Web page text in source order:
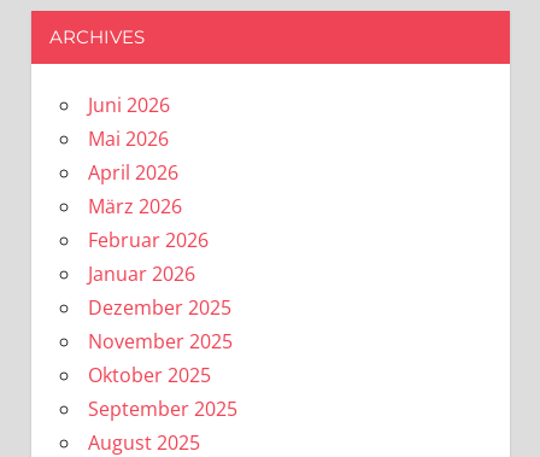
ARCHIVES
Juni 2026
Mai 2026
April 2026
März 2026
Februar 2026
Januar 2026
Dezember 2025
November 2025
Oktober 2025
September 2025
August 2025